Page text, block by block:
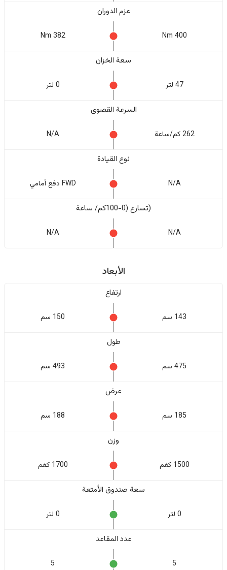
عزم الدوران
400 Nm
382 Nm
سعة الخزان
47 لتر 0 لتر
السرعة القصوى
262 كم/ساعة N/A
نوع القيادة
N/A FWD دفع أمامي
(تسارع (0-100كم/ ساعة
N/A
N/A
الأبعاد
ارتفاع
143 سم 150 سم
طول
475 سم 493 سم
عرض
185 سم 188 سم
وزن
1500 كغم 1700 كغم
سعة صندوق الأمتعة
0 لتر 0 لتر
عدد المقاعد
5
5